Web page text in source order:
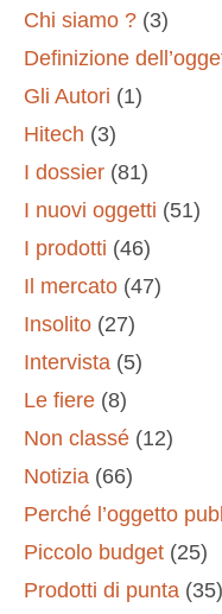
Chi siamo ? (3)
Definizione
Gli Autori (1)
Hitech (3)
I dossier (81)
I nuovi oggetti (51)
I prodotti (46)
Il mercato (47)
Insolito (27)
Intervista (5)
Le fiere (8)
Non classé (12)
Notizia (66)
Perché l’oggetto
Piccolo budget (25)
Prodotti di punta (35)